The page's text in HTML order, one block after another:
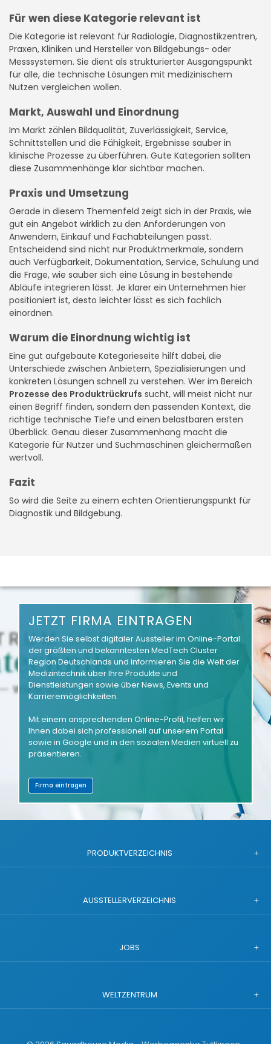
Für wen diese Kategorie relevant ist
Die Kategorie ist relevant für Radiologie, Diagnostikzentren,
Praxen, Kliniken und Hersteller von Bildgebungs- oder
Messsystemen. Sie dient als strukturierter Ausgangspunkt
für alle, die technische Lösungen mit medizinischem
Nutzen vergleichen wollen.
Markt, Auswahl und Einordnung
Im Markt zählen Bildqualität, Zuverlässigkeit, Service,
Schnittstellen und die Fähigkeit, Ergebnisse sauber in
klinische Prozesse zu überführen. Gute Kategorien sollten
diese Zusammenhänge klar sichtbar machen.
Praxis und Umsetzung
Gerade in diesem Themenfeld zeigt sich in der Praxis, wie
gut ein Angebot wirklich zu den Anforderungen von
Anwendern, Einkauf und Fachabteilungen passt.
Entscheidend sind nicht nur Produktmerkmale, sondern
auch Verfügbarkeit, Dokumentation, Service, Schulung und
die Frage, wie sauber sich eine Lösung in bestehende
Abläufe integrieren lässt. Je klarer ein Unternehmen hier
positioniert ist, desto leichter lässt es sich fachlich
einordnen.
Warum die Einordnung wichtig ist
Eine gut aufgebaute Kategorieseite hilft dabei, die
Unterschiede zwischen Anbietern, Spezialisierungen und
konkreten Lösungen schnell zu verstehen. Wer im Bereich
Prozesse des Produktrückrufs sucht, will meist nicht nur
einen Begriff finden, sondern den passenden Kontext, die
richtige technische Tiefe und einen belastbaren ersten
Überblick. Genau dieser Zusammenhang macht die
Kategorie für Nutzer und Suchmaschinen gleichermaßen
wertvoll.
Fazit
So wird die Seite zu einem echten Orientierungspunkt für
Diagnostik und Bildgebung.
JETZT FIRMA EINTRAGEN
Werden Sie selbst digitaler Aussteller im Online-Portal
der größten und bekanntesten MedTech Cluster
Region Deutschlands und informieren Sie die Welt der
Medizintechnik über Ihre Produkte und
Dienstleistungen sowie über News, Events und
Karrieremöglichkeiten.
Mit einem ansprechenden Online-Profil, helfen wir
Ihnen dabei sich professionell auf unserem Portal
sowie in Google und in den sozialen Medien virtuell zu
präsentieren.
Firma eintragen
PRODUKTVERZEICHNIS
AUSSTELLERVERZEICHNIS
JOBS
WELTZENTRUM